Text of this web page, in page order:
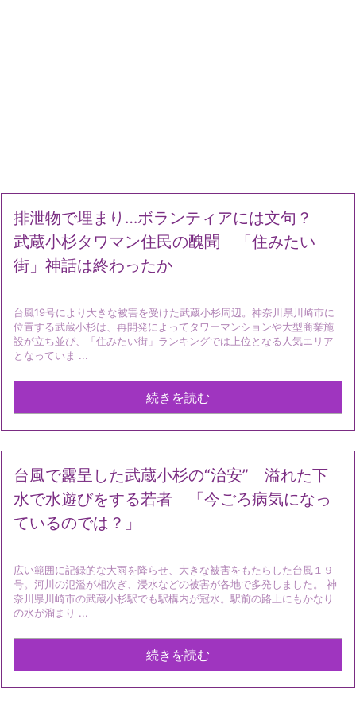
排泄物で埋まり…ボランティアには文句？
武蔵小杉タワマン住民の醜聞 「住みたい
街」神話は終わったか
台風19号により大きな被害を受けた武蔵小杉周辺。神奈川県川崎市に
位置する武蔵小杉は、再開発によってタワーマンションや大型商業施
設が立ち並び、「住みたい街」ランキングでは上位となる人気エリア
となっていま ...
続きを読む
台風で露呈した武蔵小杉の“治安” 溢れた下
水で水遊びをする若者 「今ごろ病気になっ
ているのでは？」
広い範囲に記録的な大雨を降らせ、大きな被害をもたらした台風１９
号。河川の氾濫が相次ぎ、浸水などの被害が各地で多発しました。 神
奈川県川崎市の武蔵小杉駅でも駅構内が冠水。駅前の路上にもかなり
の水が溜まり ...
続きを読む